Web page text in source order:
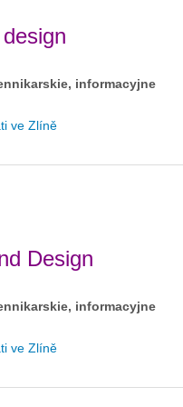
informacyjne
ve Zlíně
Design
informacyjne
ve Zlíně